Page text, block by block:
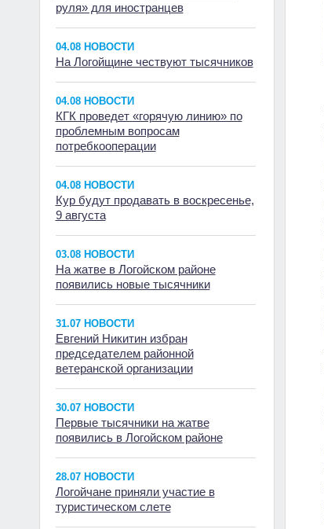
руля» для иностранцев
04.08 НОВОСТИ
На Логойщине чествуют тысячников
04.08 НОВОСТИ
КГК проведет «горячую линию» по
проблемным вопросам
потребкооперации
04.08 НОВОСТИ
Кур будут продавать в воскресенье,
9 августа
03.08 НОВОСТИ
На жатве в Логойском районе
появились новые тысячники
31.07 НОВОСТИ
Евгений Никитин избран
председателем районной
ветеранской организации
30.07 НОВОСТИ
Первые тысячники на жатве
появились в Логойском районе
28.07 НОВОСТИ
Логойчане приняли участие в
туристическом слете